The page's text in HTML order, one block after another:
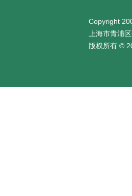
Copyright
上海市青浦
版权所有 ©